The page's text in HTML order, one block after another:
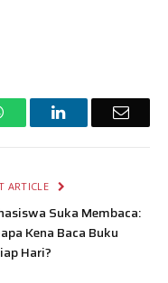
WhatsAppLinkedIn Email
ARTICLE
Suka Membaca:
Kena Baca Buku
Hari?